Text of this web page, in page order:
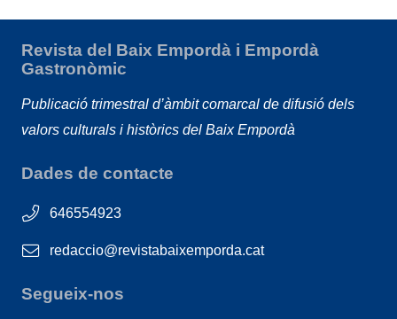
Revista del Baix Empordà i Empordà
Gastronòmic
Publicació trimestral d’àmbit comarcal de difusió dels
valors culturals i històrics del Baix Empordà
Dades de contacte
646554923
redaccio@revistabaixemporda.cat
Segueix-nos